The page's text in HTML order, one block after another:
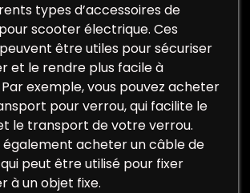
types d’accessoires de
scooter électrique. Ces
être utiles pour sécuriser
et le rendre plus facile à
exemple, vous pouvez acheter
pour verrou, qui facilite le
le transport de votre verrou.
également acheter un câble de
peut être utilisé pour fixer
à un objet fixe.